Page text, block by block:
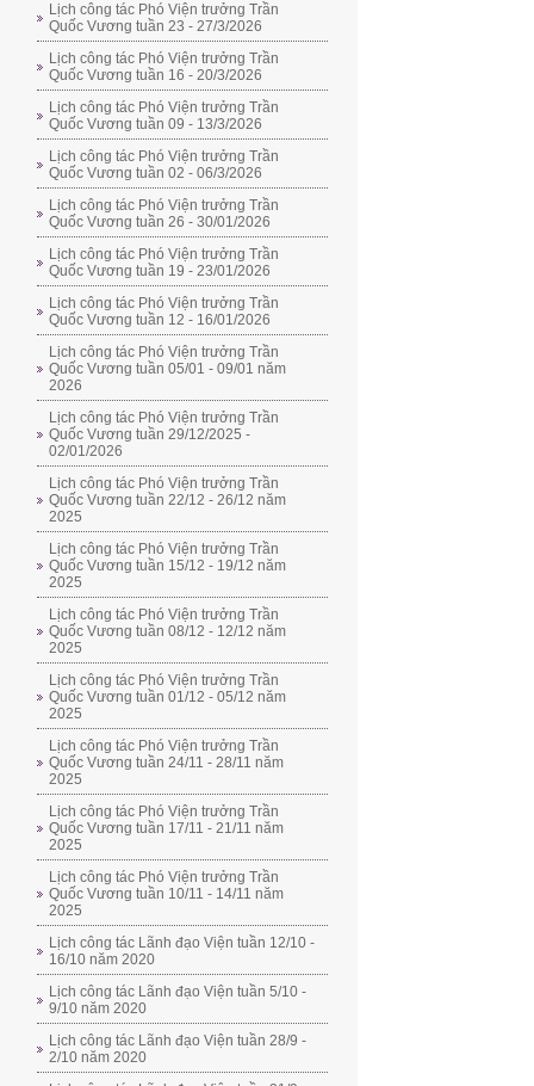
Lịch công tác Phó Viện trưởng Trần
Quốc Vương tuần 23 - 27/3/2026
Lịch công tác Phó Viện trưởng Trần
Quốc Vương tuần 16 - 20/3/2026
Lịch công tác Phó Viện trưởng Trần
Quốc Vương tuần 09 - 13/3/2026
Lịch công tác Phó Viện trưởng Trần
Quốc Vương tuần 02 - 06/3/2026
Lịch công tác Phó Viện trưởng Trần
Quốc Vương tuần 26 - 30/01/2026
Lịch công tác Phó Viện trưởng Trần
Quốc Vương tuần 19 - 23/01/2026
Lịch công tác Phó Viện trưởng Trần
Quốc Vương tuần 12 - 16/01/2026
Lịch công tác Phó Viện trưởng Trần
Quốc Vương tuần 05/01 - 09/01 năm
2026
Lịch công tác Phó Viện trưởng Trần
Quốc Vương tuần 29/12/2025 -
02/01/2026
Lịch công tác Phó Viện trưởng Trần
Quốc Vương tuần 22/12 - 26/12 năm
2025
Lịch công tác Phó Viện trưởng Trần
Quốc Vương tuần 15/12 - 19/12 năm
2025
Lịch công tác Phó Viện trưởng Trần
Quốc Vương tuần 08/12 - 12/12 năm
2025
Lịch công tác Phó Viện trưởng Trần
Quốc Vương tuần 01/12 - 05/12 năm
2025
Lịch công tác Phó Viện trưởng Trần
Quốc Vương tuần 24/11 - 28/11 năm
2025
Lịch công tác Phó Viện trưởng Trần
Quốc Vương tuần 17/11 - 21/11 năm
2025
Lịch công tác Phó Viện trưởng Trần
Quốc Vương tuần 10/11 - 14/11 năm
2025
Lịch công tác Lãnh đạo Viện tuần 12/10 -
16/10 năm 2020
Lịch công tác Lãnh đạo Viện tuần 5/10 -
9/10 năm 2020
Lịch công tác Lãnh đạo Viện tuần 28/9 -
2/10 năm 2020